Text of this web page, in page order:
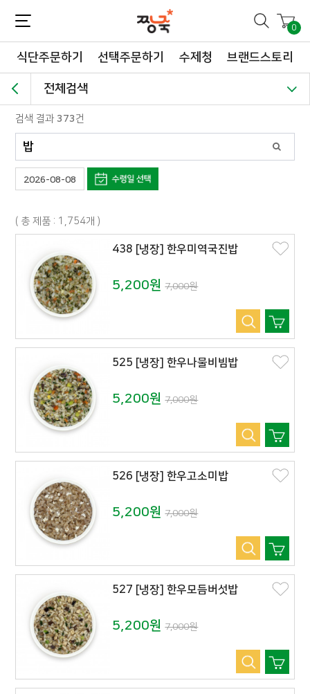
0
식단주문하기 선택주문하기 수제청 브랜드스토리
전체검색
검색 결과373건
2026-08-08
( 총 제품 : 1,754개 )
438 [냉장] 한우미역국진밥
5,200원7,000원
525 [냉장] 한우나물비빔밥
5,200원7,000원
526 [냉장] 한우고소미밥
5,200원7,000원
527 [냉장] 한우모듬버섯밥
5,200원7,000원